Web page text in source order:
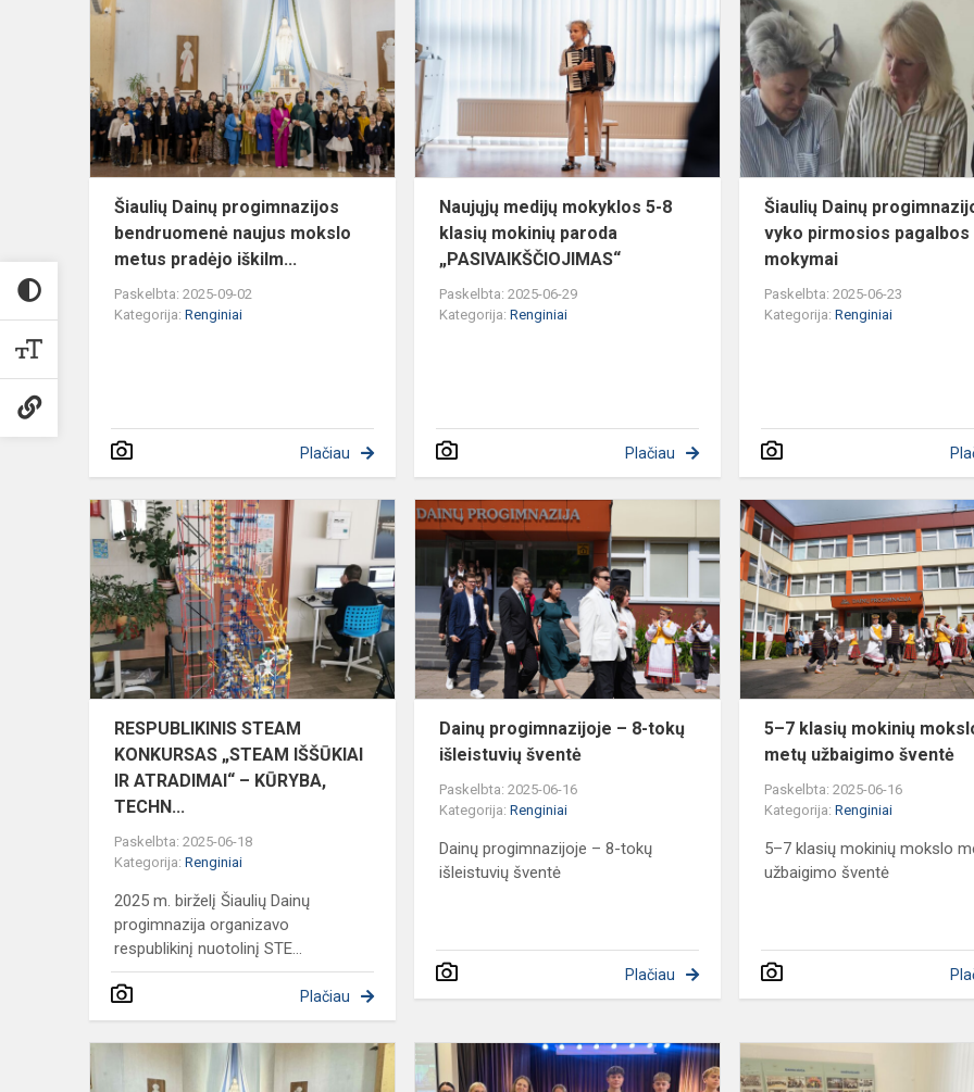
progimnazijos
bendruomenė
naujus
mokslo
metu...
Šiaulių Dainų progimnazijos
bendruomenė naujus mokslo
metus pradėjo iškilm...
Paskelbta: 2025-09-02
Kategorija: Renginiai
Plačiau
medijų
mokyklos
klasių
mokinių
paroda
„PASIVAIK...
Naujųjų medijų mokyklos 5-8
klasių mokinių paroda
„PASIVAIKŠČIOJIMAS“
Paskelbta: 2025-06-29
Kategorija:Renginiai
Plačiau
Šiaulių Dainų
vyko pirmosios pagalbos
mokymai
Paskelbta: 2025-06-23
Kategorija:Renginiai
RESPUBLIKINIS
STEAM
KONKURSAS
„STEAM
IŠŠŪKIAI
IR
ATRADIMAI“...
RESPUBLIKINIS STEAM
KONKURSAS „STEAM IŠŠŪKIAI
IR ATRADIMAI“ – KŪRYBA,
TECHN...
Paskelbta: 2025-06-18
Kategorija: Renginiai
2025 m. birželį Šiaulių Dainų
progimnazija organizavo
respublikinį nuotolinį STE...
Plačiau
Dainų
progimnazijoje
–
tokų
išleistuvių
šventė
Dainų progimnazijoje – 8-tokų
išleistuvių šventė
Paskelbta: 2025-06-16
Kategorija:Renginiai
Dainų progimnazijoje – 8-tokų
išleistuvių šventė
Plačiau
5–7 klasių mokinių
metų užbaigimo šventė
Paskelbta: 2025-06-16
Kategorija:Renginiai
5–7 klasių mokinių mokslo
užbaigimo šventė
Šiaulių
Dainų
„JAUNIEJI
INOVATORIAI